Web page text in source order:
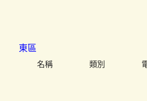
東區
名稱 類別